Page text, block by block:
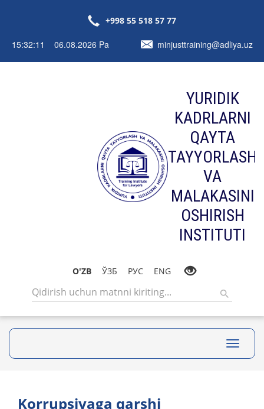
+998 55 518 57 77
15:32:11 06.08.2026 Pa minjusttraining@adliya.uz
YURIDIK
KADRLARNI
QAYTA
TAYYORLASH
VA
MALAKASINI
OSHIRISH
INSTITUTI
O'ZB ЎЗБ РУС ENG
Toggle
Korrupsiyaga qarshi